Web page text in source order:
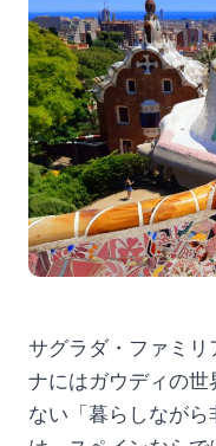
サグラダ・ファミリ
ナにはガウディの世
ない「暮らしなが